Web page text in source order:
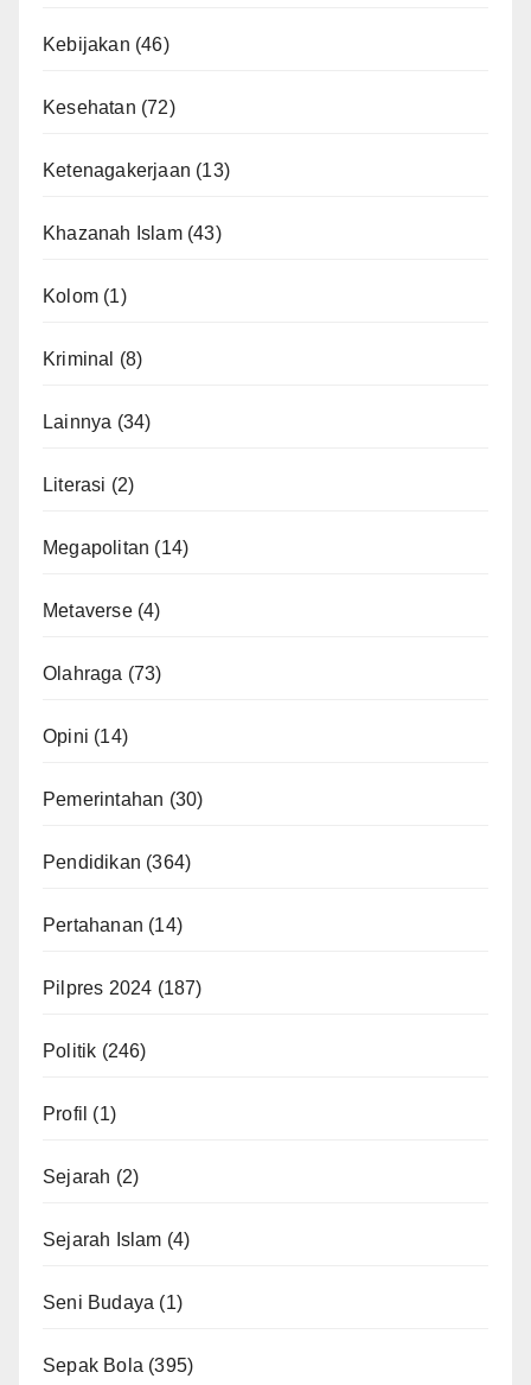
Kebijakan (46)
Kesehatan (72)
Ketenagakerjaan (13)
Khazanah Islam(43)
Kolom (1)
Kriminal (8)
Lainnya (34)
Literasi (2)
Megapolitan (14)
Metaverse(4)
Olahraga (73)
Opini (14)
Pemerintahan (30)
Pendidikan (364)
Pertahanan (14)
Pilpres 2024 (187)
Politik (246)
Profil (1)
Sejarah (2)
Sejarah Islam (4)
Seni Budaya (1)
Sepak Bola (395)